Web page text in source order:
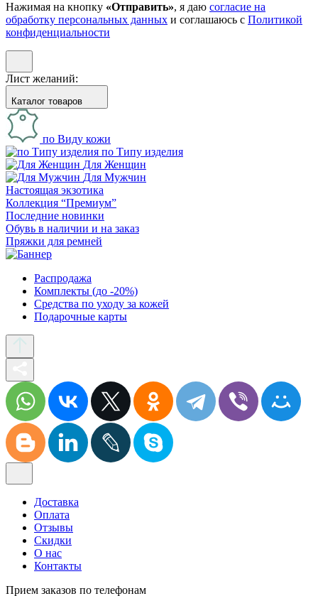
Нажимая на кнопку «Отправить», я даю согласие на
обработку персональных данных и соглашаюсь с Политикой
конфиденциальности
Лист желаний:
Каталог товаров
по Виду кожи
по Типу изделия
Для Женщин
Для Мужчин
Настоящая экзотика
Коллекция “Премиум”
Последние новинки
Обувь в наличии и на заказ
Пряжки для ремней
Распродажа
Комплекты (до -20%)
Средства по уходу за кожей
Подарочные карты
Доставка
Оплата
Отзывы
Скидки
О нас
Контакты
Прием заказов по телефонам